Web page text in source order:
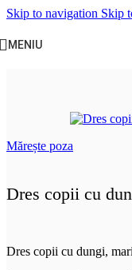
Skip to navigation Skip
MENIU
Mărește poza
Dres copii cu
Dres copii cu dungi,